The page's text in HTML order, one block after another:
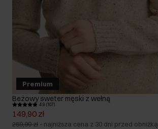
Premium
Beżowy sweter męski z wełną
4.9 (107)
149,90 zł
259,90 zł - najniższa cena z 30 dni przed obniżką